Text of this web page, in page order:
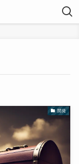
開発